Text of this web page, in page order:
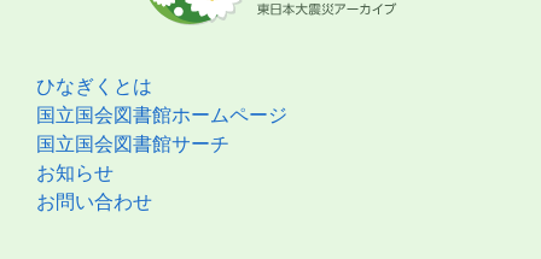
ひなぎくとは
国立国会図書館ホームページ
国立国会図書館サーチ
お知らせ
お問い合わせ